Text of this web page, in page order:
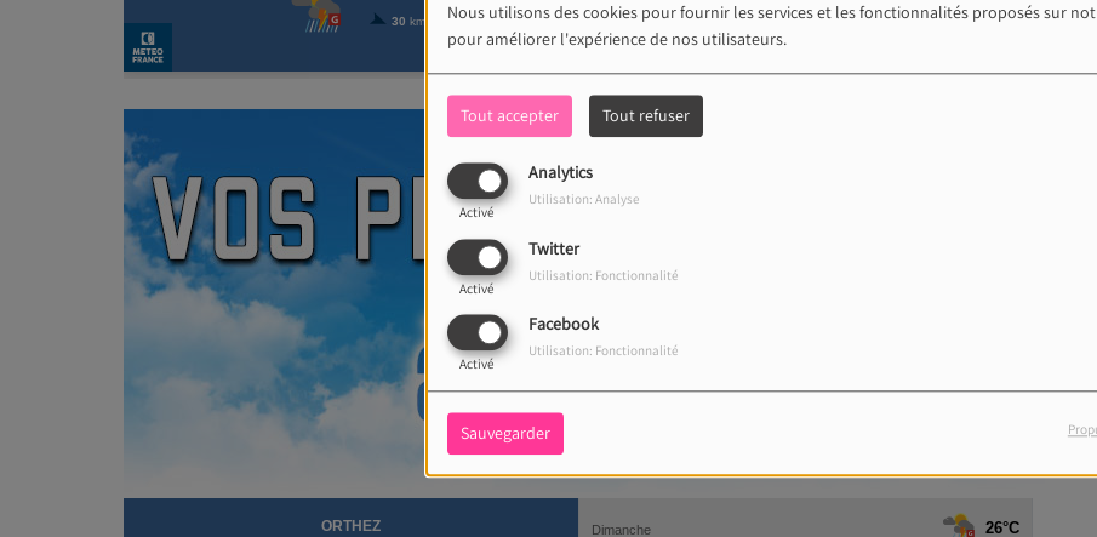
Nous utilisons des cookies pour fournir les services et les fonctionnalités proposés sur
pour améliorer l'expérience de nos utilisateurs.
Tout accepter Tout refuser
Analytics
Activé
Utilisation: Analyse
Twitter
Activé
Utilisation: Fonctionnalité
Facebook
Activé
Utilisation: Fonctionnalité
Sauvegarder